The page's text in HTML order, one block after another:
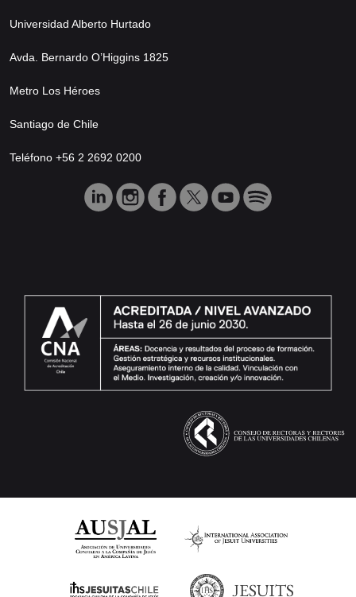
Universidad Alberto Hurtado
Avda. Bernardo O’Higgins 1825
Metro Los Héroes
Santiago de Chile
Teléfono +56 2 2692 0200